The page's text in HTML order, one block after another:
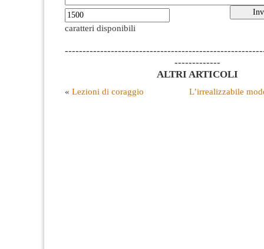
caratteri disponibili
-------------
ALTRI ARTICOLI
« Lezioni di coraggio L’irrealizzabile